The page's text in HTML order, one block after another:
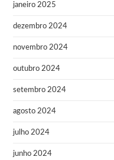
janeiro 2025
dezembro 2024
novembro 2024
outubro 2024
setembro 2024
agosto 2024
julho 2024
junho 2024